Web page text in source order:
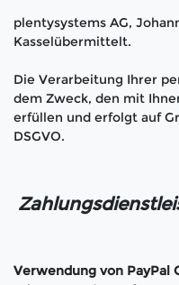
plentysystems AG,
Kasselübermittelt.
Die Verarbeitung Ihrer
dem Zweck, den mit
erfüllen und erfolgt auf
DSGVO.
Verwendung von PayPal